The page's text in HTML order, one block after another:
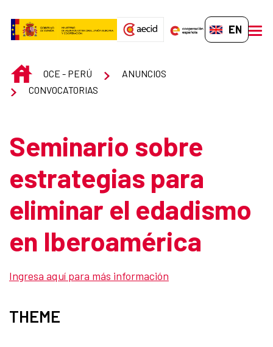
EN-GB
INICIOOCE - PERÚ
ANUNCIOS
CONVOCATORIAS
Seminario sobre
estrategias para
eliminar el edadismo
en Iberoamérica
Ingresa aquí para más información
THEME